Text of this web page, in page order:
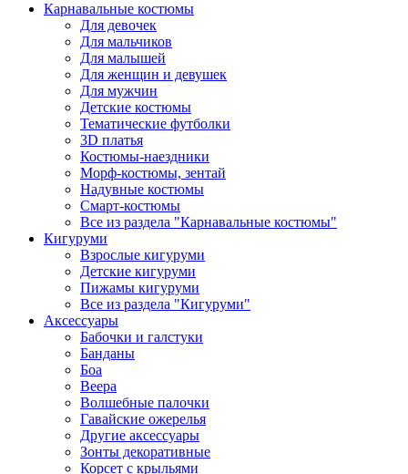
Карнавальные костюмы
Для девочек
Для мальчиков
Для малышей
Для женщин и девушек
Для мужчин
Детские костюмы
Тематические футболки
3D платья
Костюмы-наездники
Морф-костюмы, зентай
Надувные костюмы
Смарт-костюмы
Все из раздела "Карнавальные костюмы"
Кигуруми
Взрослые кигуруми
Детские кигуруми
Пижамы кигуруми
Все из раздела "Кигуруми"
Аксессуары
Бабочки и галстуки
Банданы
Боа
Веера
Волшебные палочки
Гавайские ожерелья
Другие аксессуары
Зонты декоративные
Корсет с крыльями